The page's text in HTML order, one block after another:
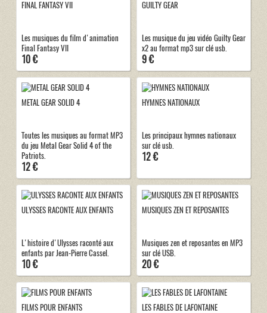
FINAL FANTASY VII
Les musiques du film d'animation
Final Fantasy VII
10 €
GUILTY GEAR
Les musique du jeu vidéo Guilty Gear
x2 au format mp3 sur clé usb.
9 €
METAL GEAR SOLID 4
Toutes les musiques au format MP3
du jeu Metal Gear Solid 4 of the
Patriots.
12 €
HYMNES NATIONAUX
Les principaux hymnes nationaux
sur clé usb.
12 €
ULYSSES RACONTE AUX ENFANTS
L'histoire d'Ulysses raconté aux
enfants par Jean-Pierre Cassel.
10 €
MUSIQUES ZEN ET REPOSANTES
Musiques zen et reposantes en MP3
sur clé USB.
20 €
FILMS POUR ENFANTS LES FABLES DE LAFONTAINE